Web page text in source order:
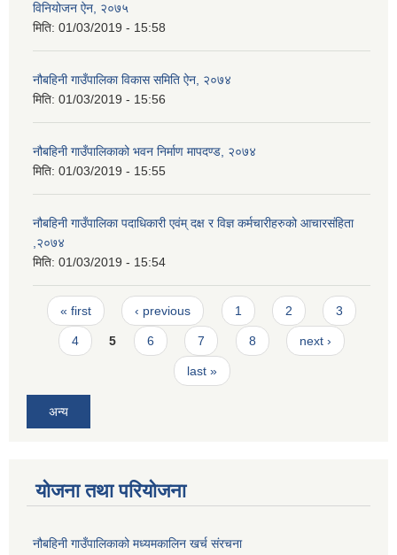
विनियोजन ऐन, २०७५
मिति: 01/03/2019 - 15:58
नौबहिनी गाउँपालिका विकास समिति ऐन, २०७४
मिति: 01/03/2019 - 15:56
नौबहिनी गाउँपालिकाको भवन निर्माण मापदण्ड, २०७४
मिति: 01/03/2019 - 15:55
नौबहिनी गाउँपालिका पदाधिकारी एवंम् दक्ष र विज्ञ कर्मचारीहरुको आचारसंहिता
,२०७४
मिति: 01/03/2019 - 15:54
Pages
« first ‹ previous 1 2 3
4 5 6 7 8 next ›
last »
अन्य
योजना तथा परियोजना
नौबहिनी गाउँपालिकाको मध्यमकालिन खर्च संरचना